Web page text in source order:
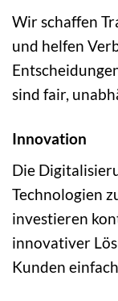
Wir schaffen
und helfen
sind fair,
Innovation
Die
Technologien
investieren
innovativer
Kunden